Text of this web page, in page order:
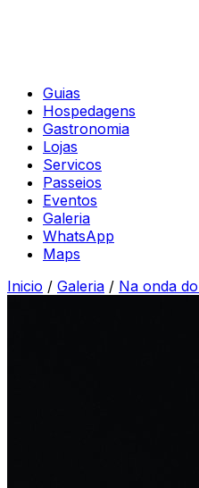
Guias
Hospedagens
Gastronomia
Lojas
Servicos
Passeios
Eventos
Galeria
WhatsApp
Maps
Inicio / Galeria / Na onda